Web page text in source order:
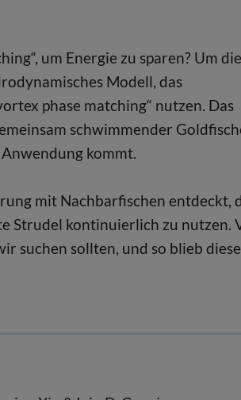
um Energie zu sparen? Um
Modell, das
phase matching“ nutzen. Das
schwimmender
kommt.
mit Nachbarfischen entdeckt,
Strudel kontinuierlich zu nutzen.
suchen sollten, und so blieb diese